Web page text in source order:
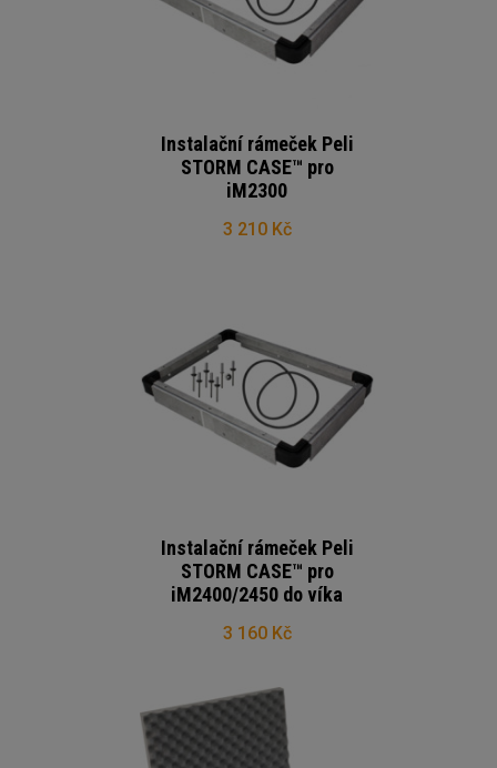
Instalační rámeček Peli
STORM CASE™ pro
iM2300
3 210 Kč
Instalační rámeček Peli
STORM CASE™ pro
iM2400/2450 do víka
3 160 Kč